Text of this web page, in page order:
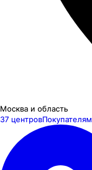
Москва и область
37 центровПокупателям